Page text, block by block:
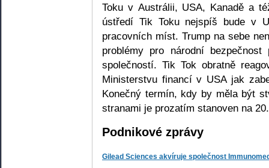
Toku v Austrálii, USA, Kanadě a
ústředí Tik Toku nejspíš bude v
pracovních míst. Trump na sebe
problémy pro národní
společností. Tik Tok obratně
Ministerstvu financí v USA jak
Konečný termín, kdy by měla být
stranami je prozatím stanoven na
Podnikové zprávy
Gilead Sciences akvíruje společnost